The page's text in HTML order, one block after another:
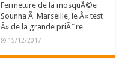
Fermeture de la mosquÃ©e
Sounna Ã Marseille, le Â« test
Â» de la grande priÃ¨re
15/12/2017